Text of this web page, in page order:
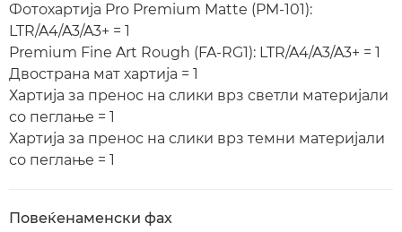
Фотохартија Pro Premium Matte (PM-101):
LTR/A4/A3/A3+ = 1
Premium Fine Art Rough (FA-RG1): LTR/A4/A3/A3+ = 1
Двострана мат хартија = 1
Хартија за пренос на слики врз светли материјали
со пеглање = 1
Хартија за пренос на слики врз темни материјали
со пеглање = 1
Повеќенаменски фах